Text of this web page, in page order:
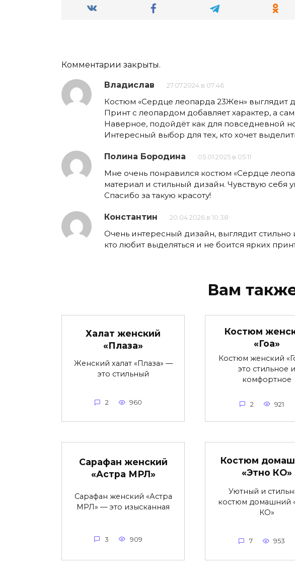
Комментарии закрыты.
Владислав 27.07.2024 в 07:46
Костюм «Сердце леопарда 23Жен» выглядит
Принт с леопардом добавляет характер, а
Наверное, подойдёт как для повседневной
Интересный выбор для тех, кто хочет
Полина Бородина 05.01.2025 в 05:11
Мне очень понравился костюм «Сердце
материал и стильный дизайн. Чувствую себя
Спасибо за такую красоту!
Константин 20.04.2026 в 10:38
Очень интересный дизайн, выглядит
кто любит выделяться и не боится ярких
Вам
Халат женский
«Плаза»
Женский халат «Плаза» —
это стильный
2 960
Костюм
«Гоа»
Костюм женский
это стильное и
комфортное
2 921
Сарафан женский
«Астра МРЛ»
Сарафан женский «Астра
МРЛ» — это изысканная
3 909
Костюм
«Этно КО»
Уютный и
костюм домашний
КО»
7 953